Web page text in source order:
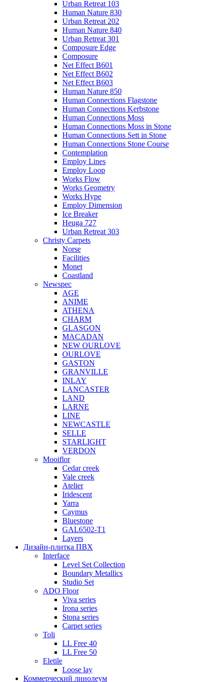
Urban Retreat 103
Human Nature 830
Urban Retreat 202
Human Nature 840
Urban Retreat 301
Composure Edge
Composure
Net Effect B601
Net Effect B602
Net Effect B603
Human Nature 850
Human Connections Flagstone
Human Connections Kerbstone
Human Connections Moss
Human Connections Moss in Stone
Human Connections Sett in Stone
Human Connections Stone Course
Contemplation
Employ Lines
Employ Loop
Works Flow
Works Geometry
Works Hype
Employ Dimension
Ice Breaker
Heuga 727
Urban Retreat 303
Christy Carpets
Norse
Facilities
Monet
Coastland
Newspec
AGE
ANIME
ATHENA
CHARM
GLASGON
MACADAN
NEW OURLOVE
OURLOVE
GASTON
GRANVILLE
INLAY
LANCASTER
LAND
LARNE
LINE
NEWCASTLE
SELLE
STARLIGHT
VERDON
Mooiflor
Cedar creek
Vale creek
Atelier
Iridescent
Yarra
Caymus
Bluestone
GAL6502-T1
Layers
Дизайн-плитка ПВХ
Interface
Level Set Collection
Boundary Metallics
Studio Set
ADO Floor
Viva series
Irona series
Stona series
Carpet series
Toli
LL Free 40
LL Free 50
Eletile
Loose lay
Коммерческий линолеум